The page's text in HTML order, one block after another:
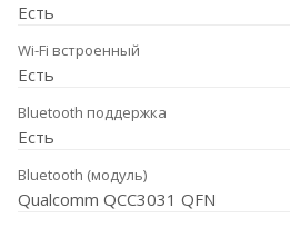
Есть
Wi-Fi встроенный
Есть
Bluetooth поддержка
Есть
Bluetooth (модуль)
Qualcomm QCC3031 QFN